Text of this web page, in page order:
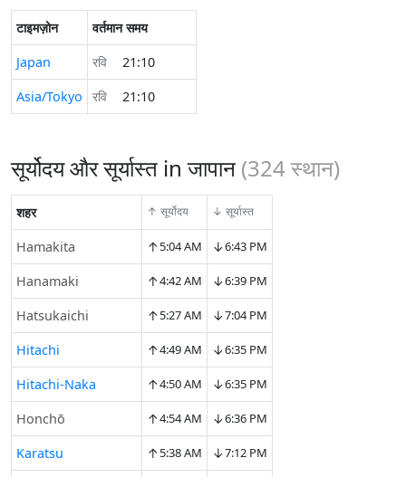
टाइमज़ोन
वर्तमान समय
Japan
रवि
21:10
Asia/Tokyo
रवि 21:10
सूर्योदय और सूर्यास्त in जापान (324स्थान)
शहर ↑ सूर्योदय ↓ सूर्यास्त
Hamakita ↑5:04 AM ↓6:43 PM
Hanamaki ↑4:42 AM ↓6:39 PM
Hatsukaichi ↑5:27 AM ↓7:04 PM
Hitachi ↑4:49 AM ↓6:35 PM
Hitachi-Naka ↑4:50 AM ↓6:35 PM
Honchō ↑4:54 AM ↓6:36 PM
Karatsu ↑5:38 AM ↓7:12 PM